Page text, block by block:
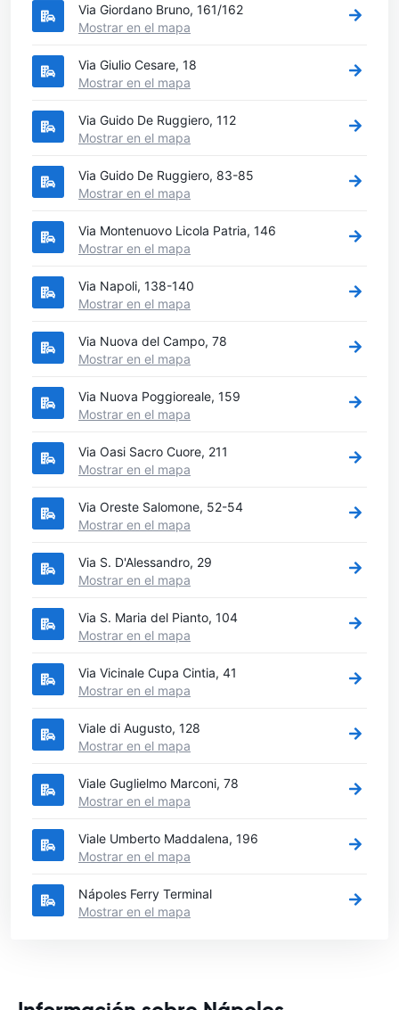
Via Giordano Bruno, 161/162
Mostrar en el mapa
Via Giulio Cesare, 18
Mostrar en el mapa
Via Guido De Ruggiero, 112
Mostrar en el mapa
Via Guido De Ruggiero, 83-85
Mostrar en el mapa
Via Montenuovo Licola Patria, 146
Mostrar en el mapa
Via Napoli, 138-140
Mostrar en el mapa
Via Nuova del Campo, 78
Mostrar en el mapa
Via Nuova Poggioreale, 159
Mostrar en el mapa
Via Oasi Sacro Cuore, 211
Mostrar en el mapa
Via Oreste Salomone, 52-54
Mostrar en el mapa
Via S. D'Alessandro, 29
Mostrar en el mapa
Via S. Maria del Pianto, 104
Mostrar en el mapa
Via Vicinale Cupa Cintia, 41
Mostrar en el mapa
Viale di Augusto, 128
Mostrar en el mapa
Viale Guglielmo Marconi, 78
Mostrar en el mapa
Viale Umberto Maddalena, 196
Mostrar en el mapa
Nápoles Ferry Terminal
Mostrar en el mapa